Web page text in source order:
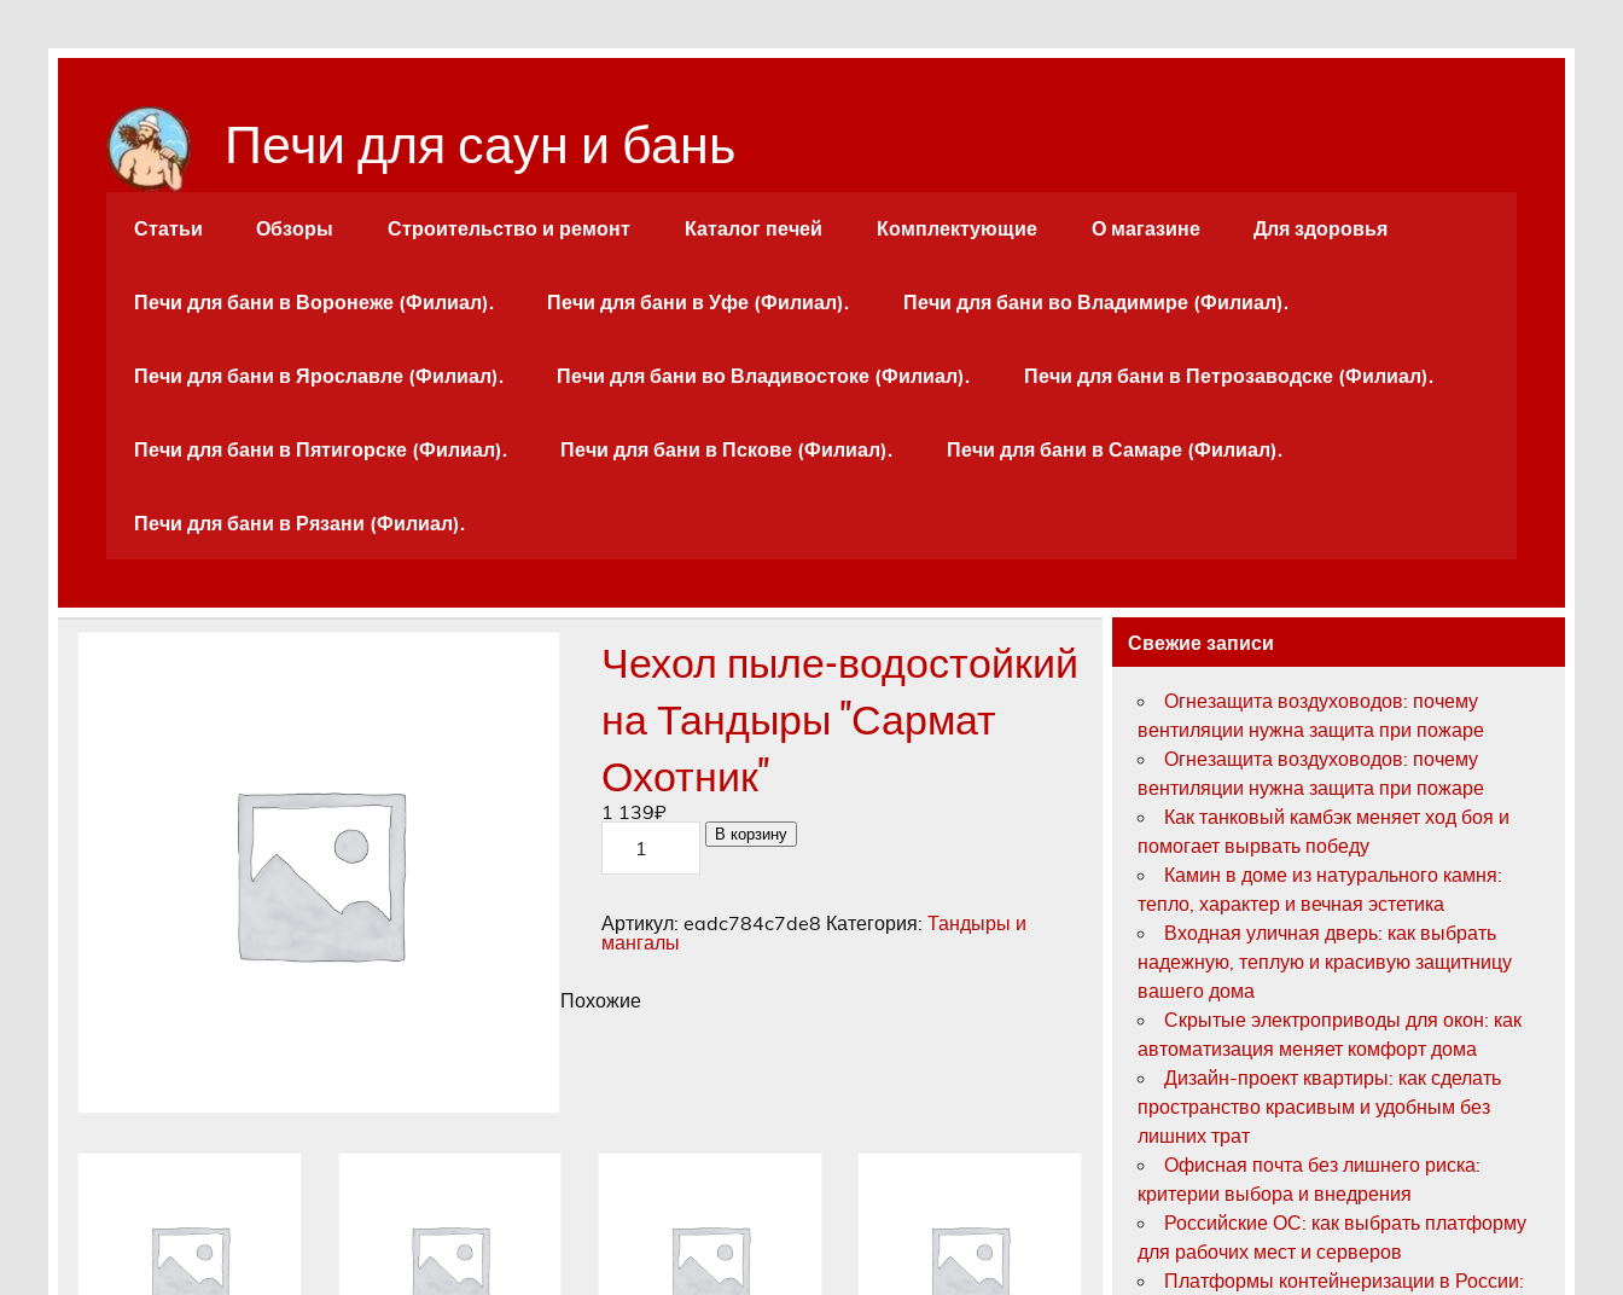
содержимому
Печи для саун и бань
Статьи Обзоры Строительство и ремонт Каталог печей Комплектующие О магазине Для здоровья
Печи для бани в Воронеже (Филиал). Печи для бани в Уфе (Филиал). Печи для бани во Владимире (Филиал).
Печи для бани в Ярославле (Филиал). Печи для бани во Владивостоке (Филиал). Печи для бани в Петрозаводске (Филиал).
Печи для бани в Пятигорске (Филиал). Печи для бани в Пскове (Филиал). Печи для бани в Самаре (Филиал).
Печи для бани в Рязани (Филиал).
Чехол пыле-водостойкий
на Тандыры "Сармат
Охотник"
1 139₽
Количество
товара
Чехол
на
Тандыры
В корзину
Артикул: eadc784c7de8 Категория: Тандыры и
мангалы
Похожие
Свежие записи
Огнезащита воздуховодов: почему
вентиляции нужна защита при пожаре
Огнезащита воздуховодов: почему
вентиляции нужна защита при пожаре
Как танковый камбэк меняет ход боя и
помогает вырвать победу
Камин в доме из натурального камня:
тепло, характер и вечная эстетика
Входная уличная дверь: как выбрать
надежную, теплую и красивую защитницу
вашего дома
Скрытые электроприводы для окон: как
автоматизация меняет комфорт дома
Дизайн-проект квартиры: как сделать
пространство красивым и удобным без
лишних трат
Офисная почта без лишнего риска:
критерии выбора и внедрения
Российские ОС: как выбрать платформу
для рабочих мест и серверов
Платформы контейнеризации в России: